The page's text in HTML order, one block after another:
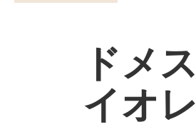
ドメ
イオ